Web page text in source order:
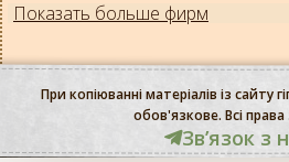
Показать больше фирм
При копіюванні матеріалів із сайту
обов'язкове. Всі
Звʼязок з